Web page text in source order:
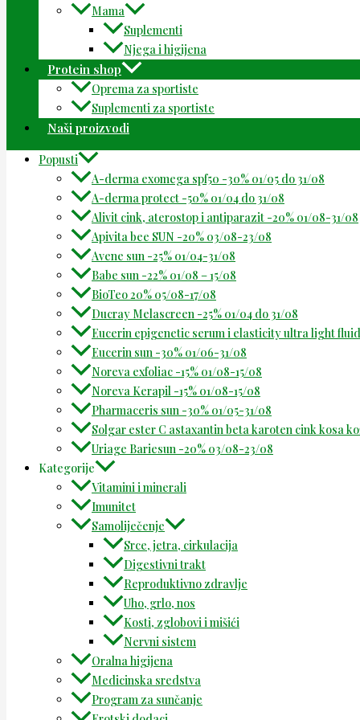
Mama
Suplementi
Njega i higijena
Protein shop
Oprema za sportiste
Suplementi za sportiste
Naši proizvodi
Popusti
A-derma exomega spf50 -30% 01/05 do 31/08
A-derma protect -50% 01/04 do 31/08
Alivit cink, aterostop i antiparazit -20% 01/08-31/08
Apivita bee SUN -20% 03/08-23/08
Avene sun -25% 01/04-31/08
Babe sun -22% 01/08 – 15/08
BioTeo 20% 05/08-17/08
Ducray Melascreen -25% 01/04 do 31/08
Eucerin epigenetic serum i elasticity ultra light
Eucerin sun -30% 01/06-31/08
Noreva exfoliac -15% 01/08-15/08
Noreva Kerapil -15% 01/08-15/08
Pharmaceris sun -30% 01/05-31/08
Solgar ester C astaxantin beta karoten cink kosa
Uriage Bariesun -20% 03/08-23/08
Kategorije
Vitamini i minerali
Imunitet
Samoliječenje
Srce, jetra, cirkulacija
Digestivni trakt
Reproduktivno zdravlje
Uho, grlo, nos
Kosti, zglobovi i mišići
Nervni sistem
Oralna higijena
Medicinska sredstva
Program za sunčanje